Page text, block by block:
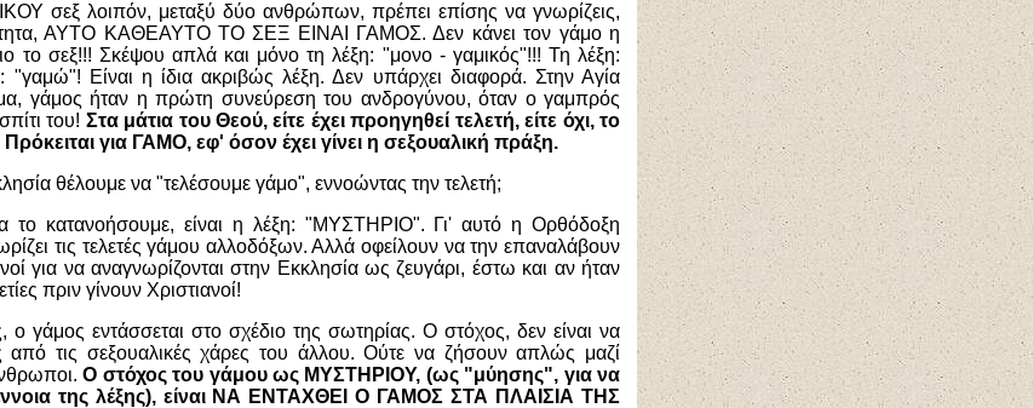
σεξ λοιπόν, μεταξύ δύο ανθρώπων, πρέπει επίσης να γνωρίζεις,
ΑΥΤΟ ΚΑΘΕΑΥΤΟ ΤΟ ΣΕΞ ΕΙΝΑΙ ΓΑΜΟΣ. Δεν κάνει τον γάμο η
το σεξ!!! Σκέψου απλά και μόνο τη λέξη: "μονο - γαμικός"!!! Τη λέξη:
"γαμώ"! Είναι η ίδια ακριβώς λέξη. Δεν υπάρχει διαφορά. Στην Αγία
γάμος ήταν η πρώτη συνεύρεση του ανδρογύνου, όταν ο γαμπρός
του! Στα μάτια του Θεού, είτε έχει προηγηθεί τελετή, είτε όχι, το
Πρόκειται για ΓΑΜΟ, εφ' όσον έχει γίνει η σεξουαλική πράξη.
θέλουμε να "τελέσουμε γάμο", εννοώντας την τελετή;
το κατανοήσουμε, είναι η λέξη: "ΜΥΣΤΗΡΙΟ". Γι' αυτό η Ορθόδοξη
τις τελετές γάμου αλλοδόξων. Αλλά οφείλουν να την επαναλάβουν
για να αναγνωρίζονται στην Εκκλησία ως ζευγάρι, έστω και αν ήταν
πριν γίνουν Χριστιανοί!
ο γάμος εντάσσεται στο σχέδιο της σωτηρίας. Ο στόχος, δεν είναι να
τις σεξουαλικές χάρες του άλλου. Ούτε να ζήσουν απλώς μαζί
Ο στόχος του γάμου ως ΜΥΣΤΗΡΙΟΥ, (ως "μύησης", για να
της λέξης), είναι ΝΑ ΕΝΤΑΧΘΕΙ Ο ΓΑΜΟΣ ΣΤΑ ΠΛΑΙΣΙΑ ΤΗΣ